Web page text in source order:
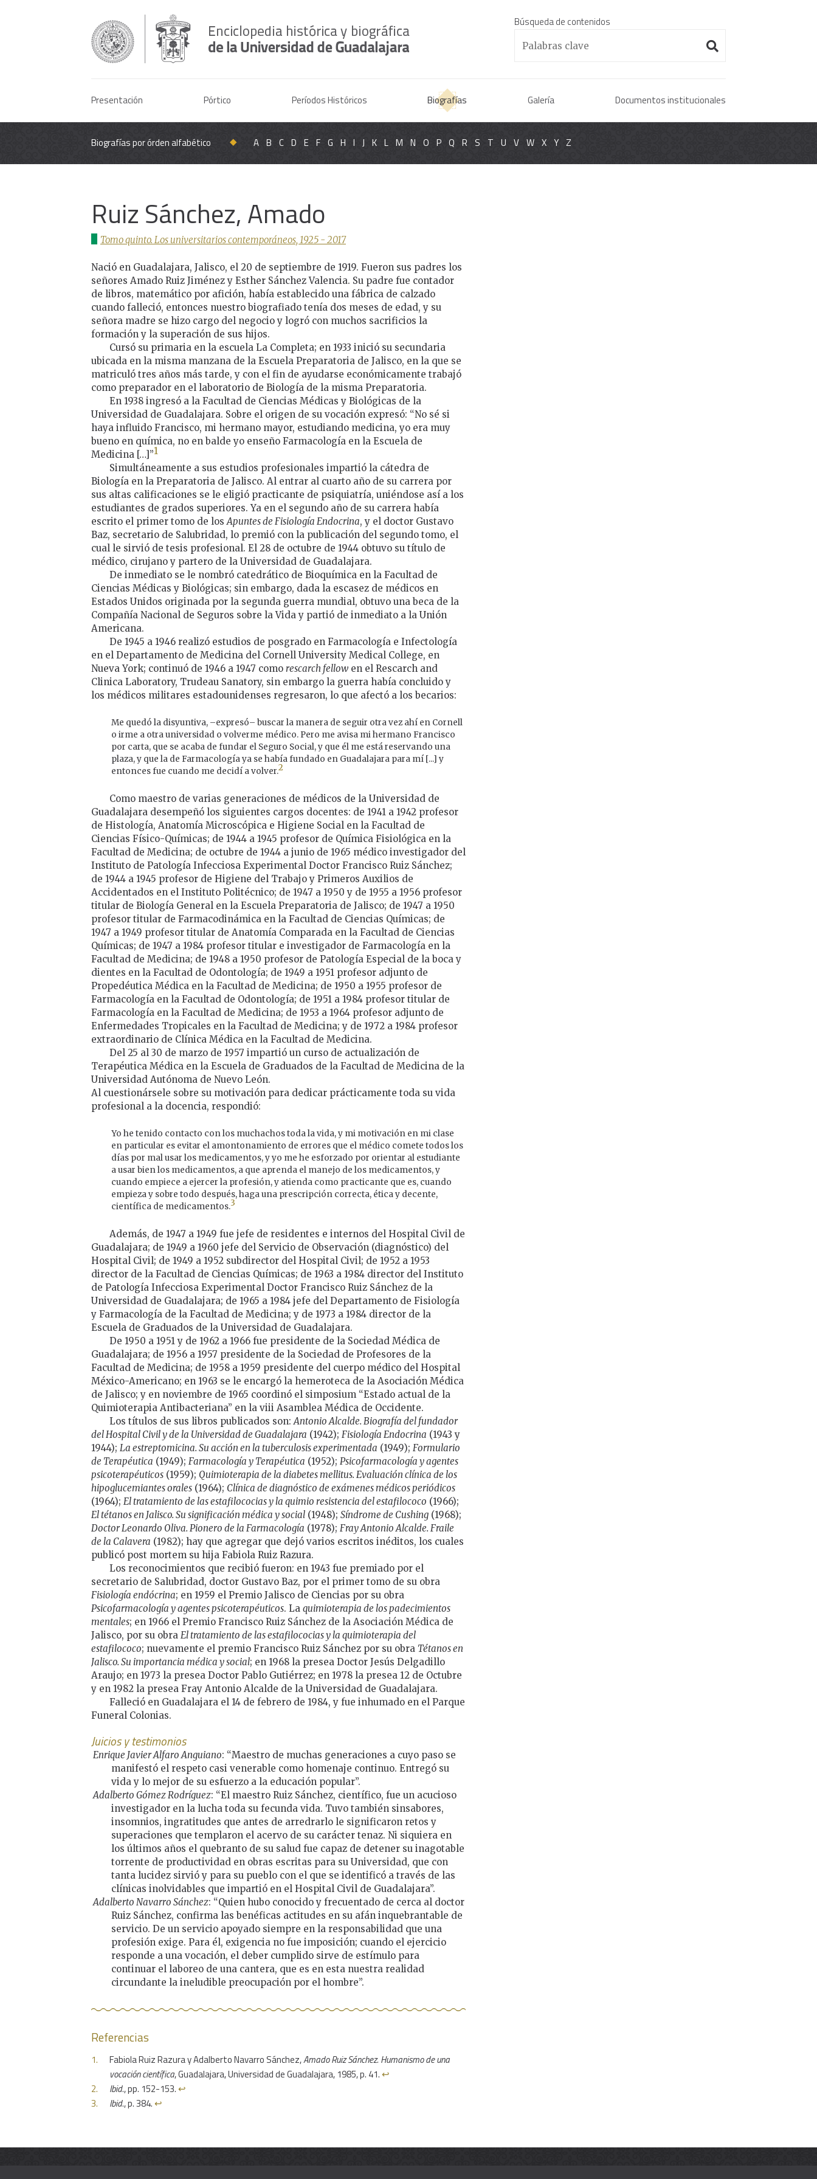
Búsqueda de contenidos
Presentación Pórtico Períodos Históricos Biografías Galería Documentos institucionales
Biografías por órden alfabético A B C D E F G H I J K L M N O P Q R S T U V W X Y Z
Ruiz Sánchez, Amado
Tomo quinto. Los universitarios contemporáneos, 1925 - 2017
Nació en Guadalajara, Jalisco, el 20 de septiembre de 1919. Fueron sus padres los
señores Amado Ruiz Jiménez y Esther Sánchez Valencia. Su padre fue contador
de libros, matemático por afición, había establecido una fábrica de calzado
cuando falleció, entonces nuestro biografiado tenía dos meses de edad, y su
señora madre se hizo cargo del negocio y logró con muchos sacrificios la
formación y la superación de sus hijos.
Cursó su primaria en la escuela La Completa; en 1933 inició su secundaria
ubicada en la misma manzana de la Escuela Preparatoria de Jalisco, en la que se
matriculó tres años más tarde, y con el fin de ayudarse económicamente trabajó
como preparador en el laboratorio de Biología de la misma Preparatoria.
En 1938 ingresó a la Facultad de Ciencias Médicas y Biológicas de la
Universidad de Guadalajara. Sobre el origen de su vocación expresó: “No sé si
haya influido Francisco, mi hermano mayor, estudiando medicina, yo era muy
bueno en química, no en balde yo enseño Farmacología en la Escuela de
Medicina […]”1
Simultáneamente a sus estudios profesionales impartió la cátedra de
Biología en la Preparatoria de Jalisco. Al entrar al cuarto año de su carrera por
sus altas calificaciones se le eligió practicante de psiquiatría, uniéndose así a los
estudiantes de grados superiores. Ya en el segundo año de su carrera había
escrito el primer tomo de los Apuntes de Fisiología Endocrina, y el doctor Gustavo
Baz, secretario de Salubridad, lo premió con la publicación del segundo tomo, el
cual le sirvió de tesis profesional. El 28 de octubre de 1944 obtuvo su título de
médico, cirujano y partero de la Universidad de Guadalajara.
De inmediato se le nombró catedrático de Bioquímica en la Facultad de
Ciencias Médicas y Biológicas; sin embargo, dada la escasez de médicos en
Estados Unidos originada por la segunda guerra mundial, obtuvo una beca de la
Compañía Nacional de Seguros sobre la Vida y partió de inmediato a la Unión
Americana.
De 1945 a 1946 realizó estudios de posgrado en Farmacología e Infectología
en el Departamento de Medicina del Cornell University Medical College, en
Nueva York; continuó de 1946 a 1947 como rescarch fellow en el Rescarch and
Clinica Laboratory, Trudeau Sanatory, sin embargo la guerra había concluido y
los médicos militares estadounidenses regresaron, lo que afectó a los becarios:
Me quedó la disyuntiva, –expresó– buscar la manera de seguir otra vez ahí en Cornell
o irme a otra universidad o volverme médico. Pero me avisa mi hermano Francisco
por carta, que se acaba de fundar el Seguro Social, y que él me está reservando una
plaza, y que la de Farmacología ya se había fundado en Guadalajara para mí [...] y
entonces fue cuando me decidí a volver.2
Como maestro de varias generaciones de médicos de la Universidad de
Guadalajara desempeñó los siguientes cargos docentes: de 1941 a 1942 profesor
de Histología, Anatomía Microscópica e Higiene Social en la Facultad de
Ciencias Físico-Químicas; de 1944 a 1945 profesor de Química Fisiológica en la
Facultad de Medicina; de octubre de 1944 a junio de 1965 médico investigador del
Instituto de Patología Infecciosa Experimental Doctor Francisco Ruiz Sánchez;
de 1944 a 1945 profesor de Higiene del Trabajo y Primeros Auxilios de
Accidentados en el Instituto Politécnico; de 1947 a 1950 y de 1955 a 1956 profesor
titular de Biología General en la Escuela Preparatoria de Jalisco; de 1947 a 1950
profesor titular de Farmacodinámica en la Facultad de Ciencias Químicas; de
1947 a 1949 profesor titular de Anatomía Comparada en la Facultad de Ciencias
Químicas; de 1947 a 1984 profesor titular e investigador de Farmacología en la
Facultad de Medicina; de 1948 a 1950 profesor de Patología Especial de la boca y
dientes en la Facultad de Odontología; de 1949 a 1951 profesor adjunto de
Propedéutica Médica en la Facultad de Medicina; de 1950 a 1955 profesor de
Farmacología en la Facultad de Odontología; de 1951 a 1984 profesor titular de
Farmacología en la Facultad de Medicina; de 1953 a 1964 profesor adjunto de
Enfermedades Tropicales en la Facultad de Medicina; y de 1972 a 1984 profesor
extraordinario de Clínica Médica en la Facultad de Medicina.
Del 25 al 30 de marzo de 1957 impartió un curso de actualización de
Terapéutica Médica en la Escuela de Graduados de la Facultad de Medicina de la
Universidad Autónoma de Nuevo León.
Al cuestionársele sobre su motivación para dedicar prácticamente toda su vida
profesional a la docencia, respondió:
Yo he tenido contacto con los muchachos toda la vida, y mi motivación en mi clase
en particular es evitar el amontonamiento de errores que el médico comete todos los
días por mal usar los medicamentos, y yo me he esforzado por orientar al estudiante
a usar bien los medicamentos, a que aprenda el manejo de los medicamentos, y
cuando empiece a ejercer la profesión, y atienda como practicante que es, cuando
empieza y sobre todo después, haga una prescripción correcta, ética y decente,
científica de medicamentos.3
Además, de 1947 a 1949 fue jefe de residentes e internos del Hospital Civil de
Guadalajara; de 1949 a 1960 jefe del Servicio de Observación (diagnóstico) del
Hospital Civil; de 1949 a 1952 subdirector del Hospital Civil; de 1952 a 1953
director de la Facultad de Ciencias Químicas; de 1963 a 1984 director del Instituto
de Patología Infecciosa Experimental Doctor Francisco Ruiz Sánchez de la
Universidad de Guadalajara; de 1965 a 1984 jefe del Departamento de Fisiología
y Farmacología de la Facultad de Medicina; y de 1973 a 1984 director de la
Escuela de Graduados de la Universidad de Guadalajara.
De 1950 a 1951 y de 1962 a 1966 fue presidente de la Sociedad Médica de
Guadalajara; de 1956 a 1957 presidente de la Sociedad de Profesores de la
Facultad de Medicina; de 1958 a 1959 presidente del cuerpo médico del Hospital
México-Americano; en 1963 se le encargó la hemeroteca de la Asociación Médica
de Jalisco; y en noviembre de 1965 coordinó el simposium “Estado actual de la
Quimioterapia Antibacteriana” en la viii Asamblea Médica de Occidente.
Los títulos de sus libros publicados son: Antonio Alcalde. Biografía del fundador
del Hospital Civil y de la Universidad de Guadalajara (1942); Fisiología Endocrina (1943 y
1944); La estreptomicina. Su acción en la tuberculosis experimentada (1949); Formulario
de Terapéutica (1949); Farmacología y Terapéutica (1952); Psicofarmacología y agentes
psicoterapéuticos (1959); Quimioterapia de la diabetes mellitus. Evaluación clínica de los
hipoglucemiantes orales (1964); Clínica de diagnóstico de exámenes médicos periódicos
(1964); El tratamiento de las estafilococias y la quimio resistencia del estafilococo (1966);
El tétanos en Jalisco. Su significación médica y social (1948); Síndrome de Cushing (1968);
Doctor Leonardo Oliva. Pionero de la Farmacología (1978); Fray Antonio Alcalde. Fraile
de la Calavera (1982); hay que agregar que dejó varios escritos inéditos, los cuales
publicó post mortem su hija Fabiola Ruiz Razura.
Los reconocimientos que recibió fueron: en 1943 fue premiado por el
secretario de Salubridad, doctor Gustavo Baz, por el primer tomo de su obra
Fisiología endócrina; en 1959 el Premio Jalisco de Ciencias por su obra
Psicofarmacología y agentes psicoterapéuticos. La quimioterapia de los padecimientos
mentales; en 1966 el Premio Francisco Ruiz Sánchez de la Asociación Médica de
Jalisco, por su obra El tratamiento de las estafilococias y la quimioterapia del
estafilococo; nuevamente el premio Francisco Ruiz Sánchez por su obra Tétanos en
Jalisco. Su importancia médica y social; en 1968 la presea Doctor Jesús Delgadillo
Araujo; en 1973 la presea Doctor Pablo Gutiérrez; en 1978 la presea 12 de Octubre
y en 1982 la presea Fray Antonio Alcalde de la Universidad de Guadalajara.
Falleció en Guadalajara el 14 de febrero de 1984, y fue inhumado en el Parque
Funeral Colonias.
Juicios y testimonios
Enrique Javier Alfaro Anguiano: “Maestro de muchas generaciones a cuyo paso se
manifestó el respeto casi venerable como homenaje continuo. Entregó su
vida y lo mejor de su esfuerzo a la educación popular”.
Adalberto Gómez Rodríguez: “El maestro Ruiz Sánchez, científico, fue un acucioso
investigador en la lucha toda su fecunda vida. Tuvo también sinsabores,
insomnios, ingratitudes que antes de arredrarlo le significaron retos y
superaciones que templaron el acervo de su carácter tenaz. Ni siquiera en
los últimos años el quebranto de su salud fue capaz de detener su inagotable
torrente de productividad en obras escritas para su Universidad, que con
tanta lucidez sirvió y para su pueblo con el que se identificó a través de las
clínicas inolvidables que impartió en el Hospital Civil de Guadalajara”.
Adalberto Navarro Sánchez: “Quien hubo conocido y frecuentado de cerca al doctor
Ruiz Sánchez, confirma las benéficas actitudes en su afán inquebrantable de
servicio. De un servicio apoyado siempre en la responsabilidad que una
profesión exige. Para él, exigencia no fue imposición; cuando el ejercicio
responde a una vocación, el deber cumplido sirve de estímulo para
continuar el laboreo de una cantera, que es en esta nuestra realidad
circundante la ineludible preocupación por el hombre”.
Referencias
Fabiola Ruiz Razura y Adalberto Navarro Sánchez,Amado Ruiz Sánchez. Humanismo de una
vocación científica, Guadalajara, Universidad de Guadalajara, 1985, p. 41.↩︎
Ibid., pp. 152-153.↩︎
Ibid., p. 384.↩︎